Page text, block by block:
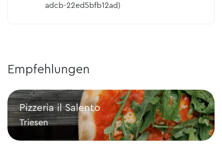
adcb-22ed5bfb12ad)
Empfehlungen
Pizzeria il Salento
Triesen
Pizzeria il Salento